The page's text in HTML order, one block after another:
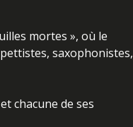
mortes », où le
saxophonistes,
chacune de ses